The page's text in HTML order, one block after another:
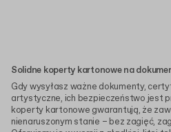
Solidne koperty kartonowe na
Gdy wysyłasz ważne dokumenty,
artystyczne, ich bezpieczeństwo jest
koperty kartonowe gwarantują, że
nienaruszonym stanie – bez zagięć,